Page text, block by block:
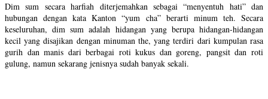
Dim sum secara harfiah diterjemahkan sebagai “menyentuh hati” dan
hubungan dengan kata Kanton “yum cha” berarti minum teh. Secara
keseluruhan, dim sum adalah hidangan yang berupa hidangan-hidangan
kecil yang disajikan dengan minuman the, yang terdiri dari kumpulan rasa
gurih dan manis dari berbagai roti kukus dan goreng, pangsit dan roti
gulung, namun sekarang jenisnya sudah banyak sekali.